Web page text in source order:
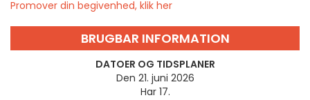
Promover din begivenhed, klik her
BRUGBAR INFORMATION
DATOER OG TIDSPLANER
Den 21. juni 2026
Har 17.